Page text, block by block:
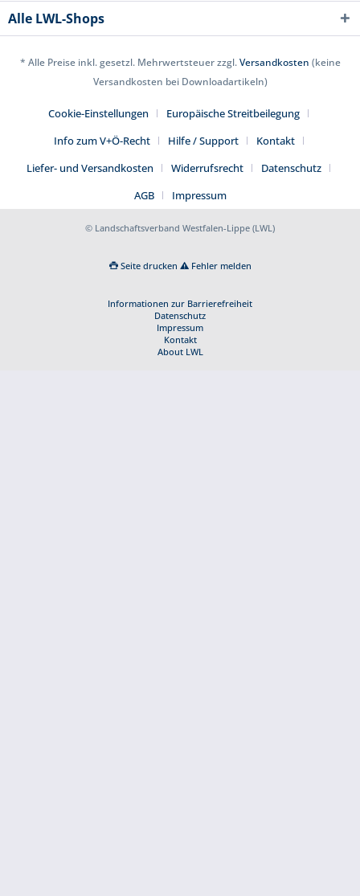
Alle LWL-Shops
* Alle Preise inkl. gesetzl. Mehrwertsteuer zzgl.Versandkosten (keine
Versandkosten bei Downloadartikeln)
Cookie-Einstellungen
Europäische Streitbeilegung
Info zum V+Ö-Recht
Hilfe / Support
Kontakt
Liefer- und Versandkosten
Widerrufsrecht
Datenschutz
AGB
Impressum
© Landschaftsverband Westfalen-Lippe (LWL)
Seite drucken Fehler melden
Informationen zur Barrierefreiheit
Datenschutz
Impressum
Kontakt
About LWL